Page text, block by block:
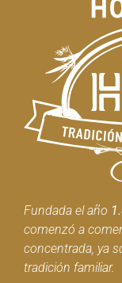
Fundada el año
comenzó a
concentrada, ya
tradición familiar.